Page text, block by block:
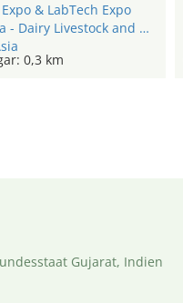
& LabTech Expo
DLP Expo Asia - Dairy Livestock and Poultry Expo
0,3 km
Gujarat, Indien